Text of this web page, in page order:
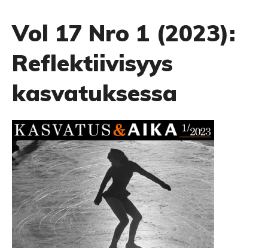
Vol 17 Nro 1 (2023):
Reflektiivisyys
kasvatuksessa